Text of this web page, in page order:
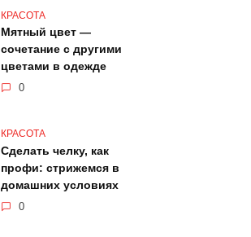
КРАСОТА
Мятный цвет —
сочетание с другими
цветами в одежде
0
КРАСОТА
Сделать челку, как
профи: стрижемся в
домашних условиях
0